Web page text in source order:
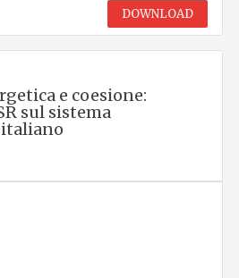
DOWNLOAD
e coesione:
sul sistema